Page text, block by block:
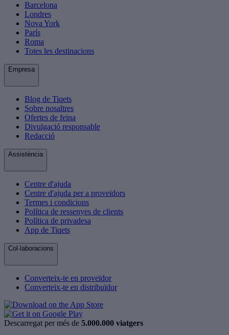
Barcelona
Londres
Nova York
París
Roma
Totes les destinacions
Empresa
Blog de Tiqets
Sobre nosaltres
Ofertes de feina
Divulgació responsable
Redacció
Assistència
Centre d'ajuda
Centre d'ajuda per a proveïdors
Termes i condicions
Política de ressenyes de clients
Política de privadesa
App de Tiqets
Col·laboracions
Converteix-te en proveïdor
Converteix-te en distribuïdor
Descarregat per més de 5.000.000 viatgers